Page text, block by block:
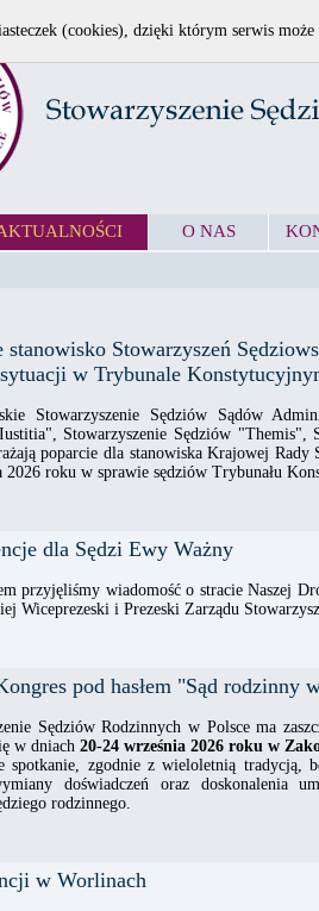
O NAS
stanowisko Stowarzyszeń
w Trybunale
Stowarzyszenie Sędziów Sądów
Stowarzyszenie Sędziów "Themis",
poparcie dla stanowiska Krajowej
2026 roku w sprawie sędziów Trybunału
dla Sędzi Ewy Ważny
przyjęliśmy wiadomość o stracie Naszej
Wiceprezeski i Prezeski Zarządu
pod hasłem "Sąd rodzinny
Sędziów Rodzinnych w Polsce ma
w dniach 20-24 września 2026 roku w
spotkanie, zgodnie z wieloletnią tradycją,
doświadczeń oraz doskonalenia
rodzinnego.
w Worlinach
(cookies), dzięki którym serwis może